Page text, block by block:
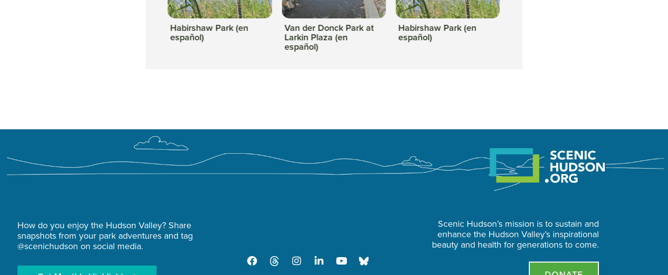
Habirshaw Park (en
español)
Van der Donck Park at
Larkin Plaza (en
español)
Habirshaw Park (en
español)
How do you enjoy the Hudson Valley? Share
snapshots from your park adventures and tag
@scenichudson on social media.
Scenic Hudson’s mission is to sustain and
enhance the Hudson Valley’s inspirational
beauty and health for generations to come.